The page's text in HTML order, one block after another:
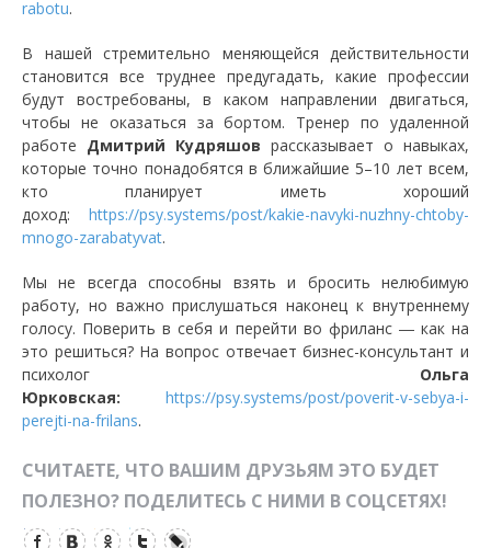
rabotu.
В нашей стремительно меняющейся действительности
становится все труднее предугадать, какие профессии
будут востребованы, в каком направлении двигаться,
чтобы не оказаться за бортом. Тренер по удаленной
работе Дмитрий Кудряшов рассказывает о навыках,
которые точно понадобятся в ближайшие 5–10 лет всем,
кто планирует иметь хороший
доход: https://psy.systems/post/kakie-navyki-nuzhny-chtoby-
mnogo-zarabatyvat.
Мы не всегда способны взять и бросить нелюбимую
работу, но важно прислушаться наконец к внутреннему
голосу. Поверить в себя и перейти во фриланс ― как на
это решиться? На вопрос отвечает бизнес-консультант и
психолог Ольга
Юрковская:
https://psy.systems/post/poverit-v-sebya-i-
perejti-na-frilans.
СЧИТАЕТЕ, ЧТО ВАШИМ ДРУЗЬЯМ ЭТО БУДЕТ
ПОЛЕЗНО? ПОДЕЛИТЕСЬ С НИМИ В СОЦСЕТЯХ!